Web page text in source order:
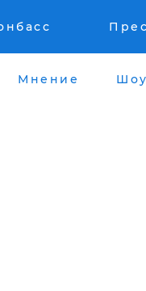
Мнение